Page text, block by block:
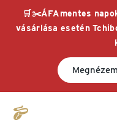
🛒✂️ÁFAmentes
vásárlása esetén
Megnézem